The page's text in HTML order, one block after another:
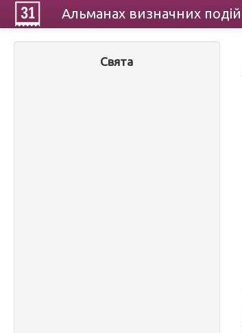
Альманах визначних подій
Свята